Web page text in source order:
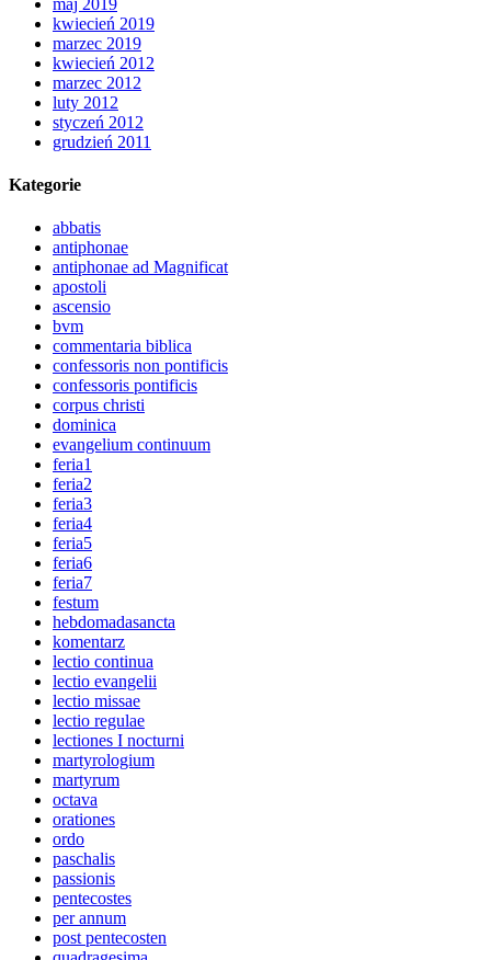
kwiecień 2019
marzec 2019
kwiecień 2012
marzec 2012
luty 2012
styczeń 2012
grudzień 2011
Kategorie
abbatis
antiphonae
antiphonae ad Magnificat
apostoli
ascensio
bvm
commentaria biblica
confessoris non pontificis
confessoris pontificis
corpus christi
dominica
evangelium continuum
feria1
feria2
feria3
feria4
feria5
feria6
feria7
festum
hebdomadasancta
komentarz
lectio continua
lectio evangelii
lectio missae
lectio regulae
lectiones I nocturni
martyrologium
martyrum
octava
orationes
ordo
paschalis
passionis
pentecostes
per annum
post pentecosten